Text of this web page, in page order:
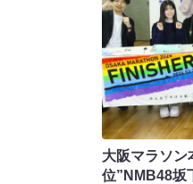
大阪マラソン
位”NMB48坂